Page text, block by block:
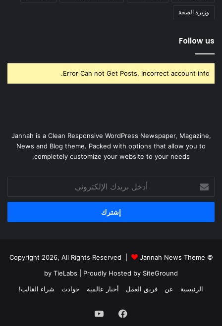
وزيرة الصحة
Follow us
Error Can not Get Posts, Incorrect account info.
Jannah is a Clean Responsive WordPress Newspaper, Magazine,
News and Blog theme. Packed with options that allow you to
completely customize your website to your needs.
بريدك
الإلكتروني
© Copyright 2026, All Rights Reserved |
Jannah News Theme
by TieLabs | Proudly Hosted by SiteGround
الرئيسية
عن فريق العمل أخبار عالمية حوادث شراء القالب!
فيسبوك